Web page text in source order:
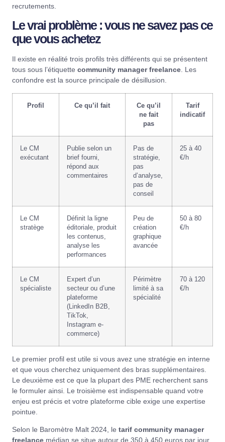
recrutements.
Le vrai problème : vous ne savez pas ce
que vous achetez
Il existe en réalité trois profils très différents qui se présentent
tous sous l’étiquette community manager freelance. Les
confondre est la source principale de désillusion.
Profil Ce qu’il fait
Ce qu’il
ne fait
pas
Tarif
indicatif
Le CM
exécutant
Publie selon un
brief fourni,
répond aux
commentaires
Pas de
stratégie,
pas
d’analyse,
pas de
conseil
25 à 40
€/h
Le CM
stratège
Définit la ligne
éditoriale, produit
les contenus,
analyse les
performances
Peu de
création
graphique
avancée
50 à 80
€/h
Le CM
spécialiste
Expert d’un
secteur ou d’une
plateforme
(LinkedIn B2B,
TikTok,
Instagram e-
commerce)
Périmètre
limité à sa
spécialité
70 à 120
€/h
Le premier profil est utile si vous avez une stratégie en interne
et que vous cherchez uniquement des bras supplémentaires.
Le deuxième est ce que la plupart des PME recherchent sans
le formuler ainsi. Le troisième est indispensable quand votre
enjeu est précis et votre plateforme cible exige une expertise
pointue.
Selon le Baromètre Malt 2024 , le tarif community manager
freelance médian se situe autour de 350 à 450 euros par jour